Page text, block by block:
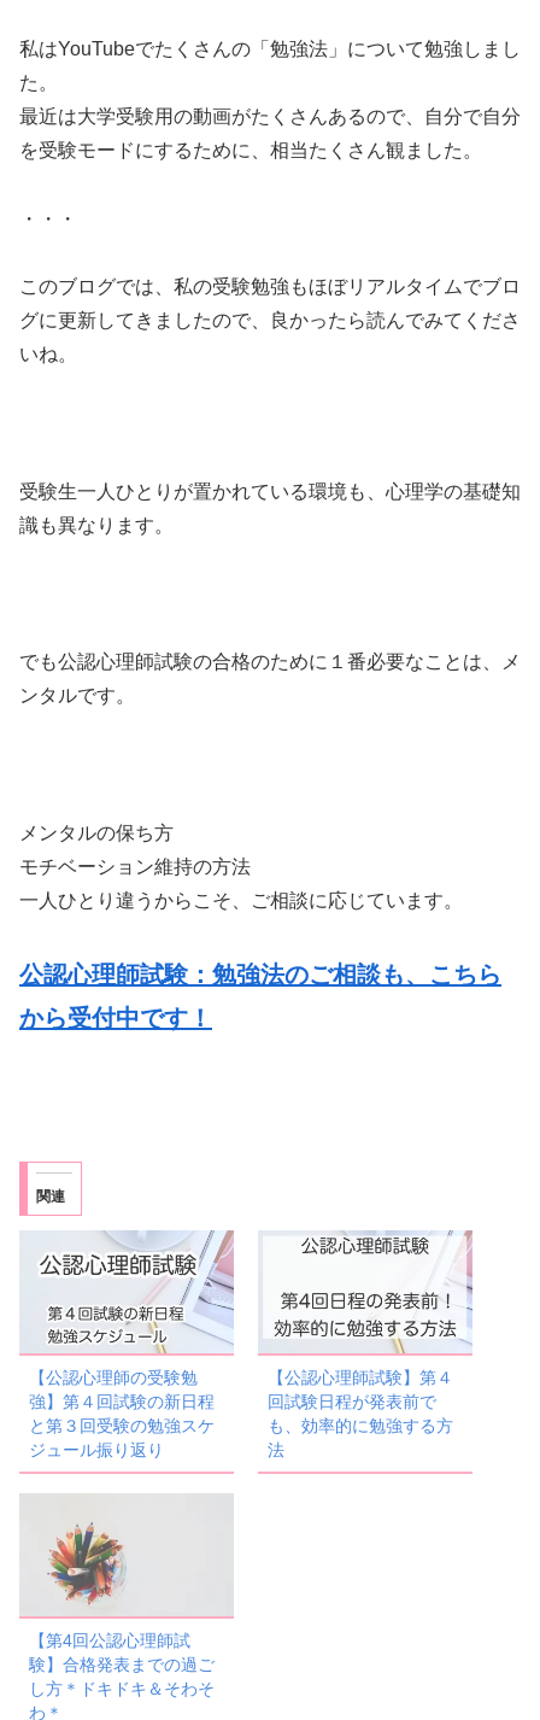
私はYouTubeでたくさんの「勉強法」について勉強しまし
た。
最近は大学受験用の動画がたくさんあるので、自分で自分
を受験モードにするために、相当たくさん観ました。
・・・
このブログでは、私の受験勉強もほぼリアルタイムでブロ
グに更新してきましたので、良かったら読んでみてくださ
いね。
受験生一人ひとりが置かれている環境も、心理学の基礎知
識も異なります。
でも公認心理師試験の合格のために１番必要なことは、メ
ンタルです。
メンタルの保ち方
モチベーション維持の方法
一人ひとり違うからこそ、ご相談に応じています。
公認心理師試験：勉強法のご相談も、こちら
から受付中です！
関連
【公認心理師の受験勉
強】第４回試験の新日程
と第３回受験の勉強スケ
ジュール振り返り
【公認心理師試験】第４
回試験日程が発表前で
も、効率的に勉強する方
法
【第4回公認心理師試
験】合格発表までの過ご
し方＊ドキドキ＆そわそ
わ＊